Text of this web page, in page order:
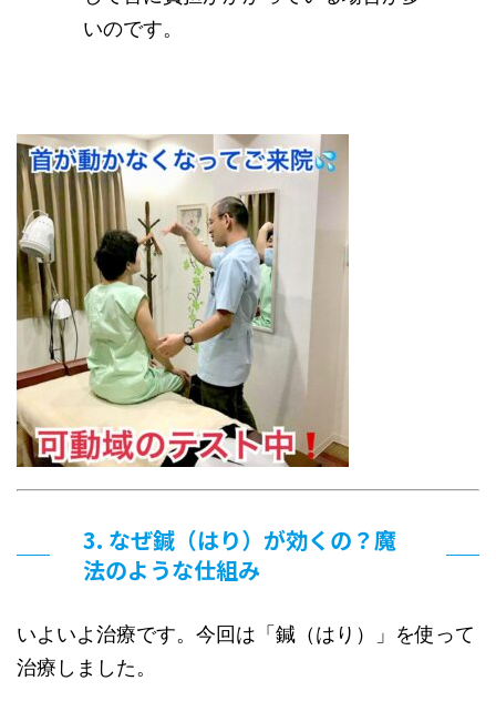
いのです。
3. なぜ鍼（はり）が効くの？魔
法のような仕組み
いよいよ治療です。今回は「鍼（はり）」を使って
治療しました。